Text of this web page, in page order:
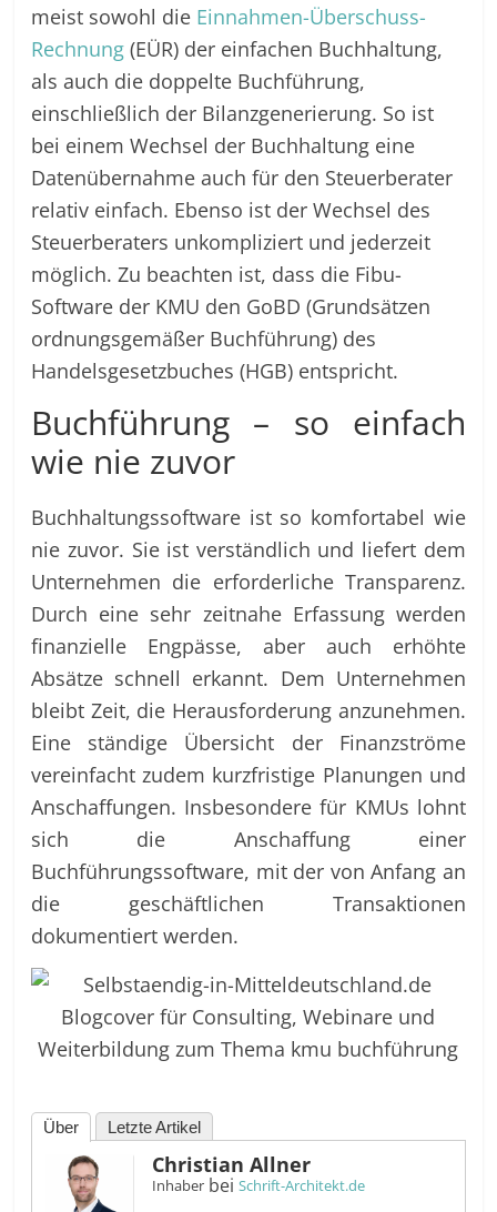
meist sowohl die Einnahmen-Überschuss-
Rechnung (EÜR) der einfachen Buchhaltung,
als auch die doppelte Buchführung,
einschließlich der Bilanzgenerierung. So ist
bei einem Wechsel der Buchhaltung eine
Datenübernahme auch für den Steuerberater
relativ einfach. Ebenso ist der Wechsel des
Steuerberaters unkompliziert und jederzeit
möglich. Zu beachten ist, dass die Fibu-
Software der KMU den GoBD (Grundsätzen
ordnungsgemäßer Buchführung) des
Handelsgesetzbuches (HGB) entspricht.
Buchführung – so einfach
wie nie zuvor
Buchhaltungssoftware ist so komfortabel wie
nie zuvor. Sie ist verständlich und liefert dem
Unternehmen die erforderliche Transparenz.
Durch eine sehr zeitnahe Erfassung werden
finanzielle Engpässe, aber auch erhöhte
Absätze schnell erkannt. Dem Unternehmen
bleibt Zeit, die Herausforderung anzunehmen.
Eine ständige Übersicht der Finanzströme
vereinfacht zudem kurzfristige Planungen und
Anschaffungen. Insbesondere für KMUs lohnt
sich die Anschaffung einer
Buchführungssoftware, mit der von Anfang an
die geschäftlichen Transaktionen
dokumentiert werden.
Über Letzte Artikel
Christian Allner
Inhaber beiSchrift-Architekt.de